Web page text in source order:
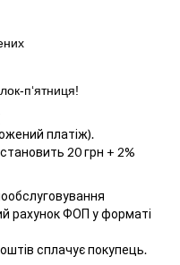
п‘ятниця!
платіж).
20 грн + 2%
рахунок ФОП у форматі
сплачує покупець.